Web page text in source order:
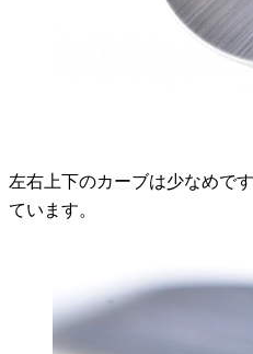
左右上下のカーブは少なめで
ています。